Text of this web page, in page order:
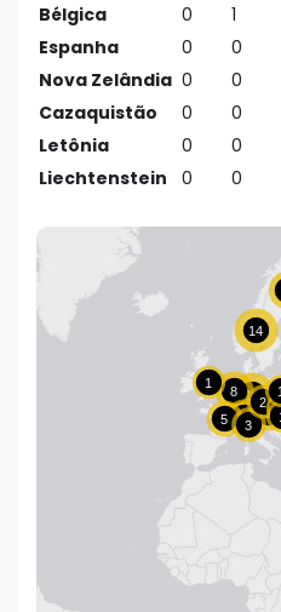
Bélgica
0 1
Espanha
0 0
Nova Zelândia 0 0
Cazaquistão
0 0
Letônia
0 0
Liechtenstein
0 0